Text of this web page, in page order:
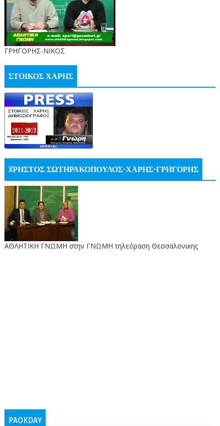
ΓΡΗΓΟΡΗΣ-ΝΙΚΟΣ
ΣΤΟΙΚΟΣ ΧΑΡΗΣ
XΡΗΣΤΟΣ ΣΩΤΗΡΑΚΟΠΟΥΛΟΣ-ΧΑΡΗΣ-ΓΡΗΓΟΡΗΣ
ΑΘΛΗΤΙΚΗ ΓΝΩΜΗ στην ΓΝΩΜΗ τηλεόραση Θεσσαλονικης
PAOKDAY